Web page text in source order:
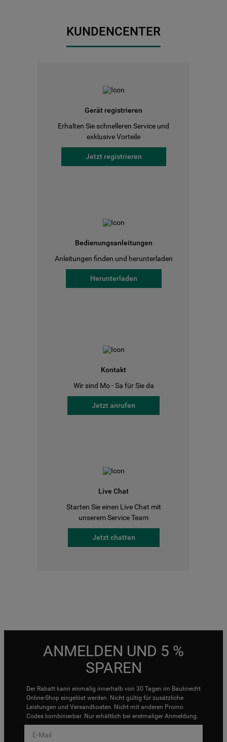
KUNDENCENTER
Gerät registrieren
Erhalten Sie schnelleren Service und
exklusive Vorteile
Jetzt registrieren
Bedienungsanleitungen
Anleitungen finden und herunterladen
Herunterladen
Kontakt
Wir sind Mo - Sa für Sie da
Jetzt anrufen
Live Chat
Starten Sie einen Live Chat mit
unserem Service Team
Jetzt chatten
ANMELDEN UND 5 %
SPAREN
Der Rabatt kann einmalig innerhalb von 30 Tagen im Bauknecht
Online-Shop eingelöst werden. Nicht gültig für zusätzliche
Leistungen und Versandkosten. Nicht mit anderen Promo
Codes kombinierbar. Nur erhältlich bei erstmaliger Anmeldung.